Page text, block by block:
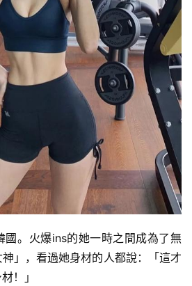
國。火爆ins的她一時之間成為了無
」，看過她身材的人都說：「這才
！」